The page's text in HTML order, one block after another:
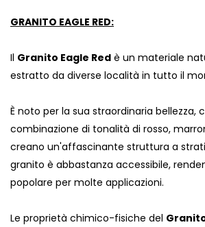
GRANITO EAGLE RED:
Il Granito Eagle Red è un materiale
estratto da diverse località in tutto il
È noto per la sua straordinaria bellezza,
combinazione di tonalità di rosso,
creano un'affascinante struttura a
granito è abbastanza accessibile,
popolare per molte applicazioni.
Le proprietà chimico-fisiche del